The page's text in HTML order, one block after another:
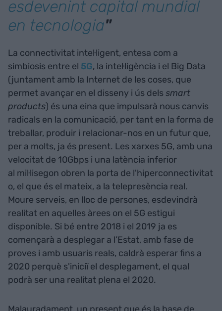
esdevenint capital mundial
en tecnologia"
La connectivitat intel·ligent, entesa com a
simbiosis entre el 5G, la intel·ligència i el Big Data
(juntament amb la Internet de les coses, que
permet avançar en el disseny i ús delssmart
products) és una eina que impulsarà nous canvis
radicals en la comunicació, per tant en la forma de
treballar, produir i relacionar-nos en un futur que,
per a molts, ja és present. Les xarxes 5G, amb una
velocitat de 10Gbps i una latència inferior
al mil·lisegon obren la porta de l'hiperconnectivitat
o, el que és el mateix, a la telepresència real.
Moure serveis, en lloc de persones, esdevindrà
realitat en aquelles àrees on el 5G estigui
disponible. Si bé entre 2018 i el 2019 ja es
començarà a desplegar a l’Estat, amb fase de
proves i amb usuaris reals, caldrà esperar fins a
2020 perquè s'iniciï el desplegament, el qual
podrà ser una realitat plena el 2020.